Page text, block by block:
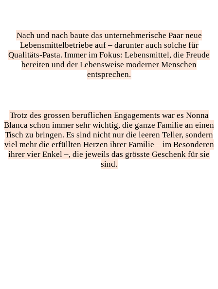
Nach und nach baute das unternehmerische Paar neue
Lebensmittelbetriebe auf – darunter auch solche für
Qualitäts-Pasta. Immer im Fokus: Lebensmittel, die Freude
bereiten und der Lebensweise moderner Menschen
entsprechen.
Trotz des grossen beruflichen Engagements war es Nonna
Blanca schon immer sehr wichtig, die ganze Familie an einen
Tisch zu bringen. Es sind nicht nur die leeren Teller, sondern
viel mehr die erfüllten Herzen ihrer Familie – im Besonderen
ihrer vier Enkel –, die jeweils das grösste Geschenk für sie
sind.